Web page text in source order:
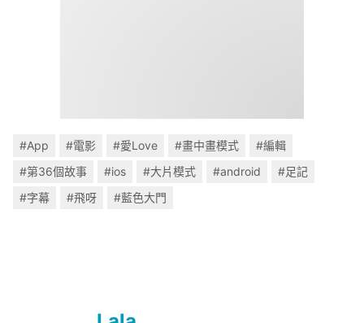
#App #電影 #愛Love #畫中畫模式
#編輯
#第36個故事
#ios #大片模式 #android
#足記
#字幕
#飛呀 #藍色大門